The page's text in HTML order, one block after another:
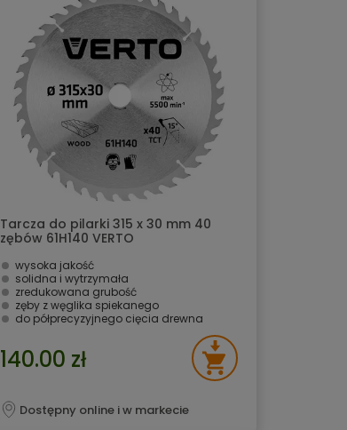
Tarcza do pilarki 315 x 30 mm 40
zębów 61H140 VERTO
wysoka jakość
solidna i wytrzymała
zredukowana grubość
zęby z węglika spiekanego
do półprecyzyjnego cięcia drewna
140.00 zł
Dostępny online i w markecie